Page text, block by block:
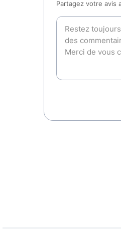
Partagez votre avis